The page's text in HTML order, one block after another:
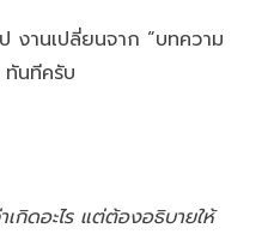
งานเปลี่ยนจาก “บทความ
ทันทีครับ
เกิดอะไร แต่ต้องอธิบายให้